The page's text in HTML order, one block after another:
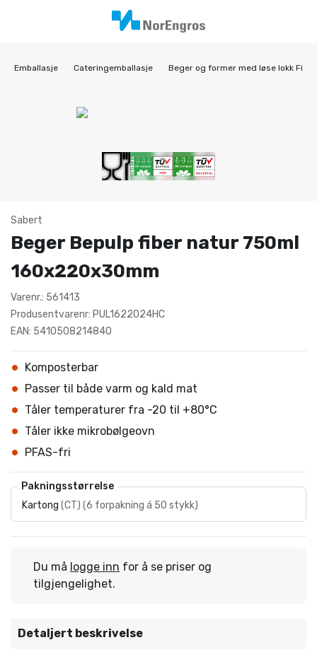
Emballasje Cateringemballasje Beger og former med løse lokk Fiber
Sabert
Beger Bepulp fiber natur 750ml
160x220x30mm
Varenr.: 561413
Produsentvarenr: PUL1622024HC
EAN: 5410508214840
Komposterbar
Passer til både varm og kald mat
Tåler temperaturer fra -20 til +80°C
Tåler ikke mikrobølgeovn
PFAS-fri
Pakningsstørrelse
Kartong (CT) (6 forpakning á 50 stykk)
Du må logge inn for å se priser og
tilgjengelighet.
Detaljert beskrivelse